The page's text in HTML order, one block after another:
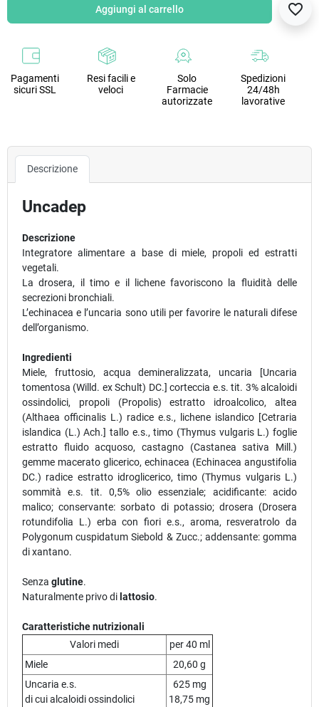
Aggiungi al carrello favorite_border
Pagamenti
sicuri SSL
Resi facili e
veloci
Solo
Farmacie
autorizzate
Spedizioni
24/48h
lavorative
Descrizione
Uncadep
Descrizione
Integratore alimentare a base di miele, propoli ed estratti
vegetali.
La drosera, il timo e il lichene favoriscono la fluidità delle
secrezioni bronchiali.
L’echinacea e l’uncaria sono utili per favorire le naturali difese
dell’organismo.
Ingredienti
Miele, fruttosio, acqua demineralizzata, uncaria [Uncaria
tomentosa (Willd. ex Schult) DC.] corteccia e.s. tit. 3% alcaloidi
ossindolici, propoli (Propolis) estratto idroalcolico, altea
(Althaea officinalis L.) radice e.s., lichene islandico [Cetraria
islandica (L.) Ach.] tallo e.s., timo (Thymus vulgaris L.) foglie
estratto fluido acquoso, castagno (Castanea sativa Mill.)
gemme macerato glicerico, echinacea (Echinacea angustifolia
DC.) radice estratto idroglicerico, timo (Thymus vulgaris L.)
sommità e.s. tit. 0,5% olio essenziale; acidificante: acido
malico; conservante: sorbato di potassio; drosera (Drosera
rotundifolia L.) erba con fiori e.s., aroma, resveratrolo da
Polygonum cuspidatum Siebold & Zucc.; addensante: gomma
di xantano.
Senza glutine.
Naturalmente privo di lattosio.
Caratteristiche nutrizionali
Valori medi
per 40 ml
Miele
20,60 g
Uncaria e.s.
di cui alcaloidi ossindolici
625 mg
18,75 mg